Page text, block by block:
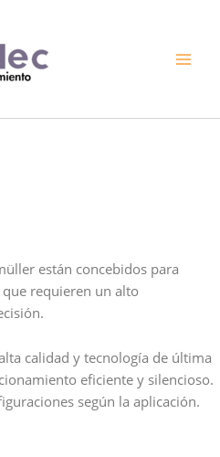
están concebidos para
requieren un alto
calidad y tecnología de última
eficiente y silencioso.
según la aplicación.